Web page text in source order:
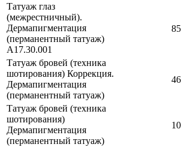
Татуаж глаз
(межрестничный).
Дермапигментация
(перманентный татуаж)
A17.30.001
Татуаж бровей (техника
шотирования) Коррекция.
Дермапигментация
(перманентный татуаж)
Татуаж бровей (техника
шотирования)
Дермапигментация
(перманентный татуаж)